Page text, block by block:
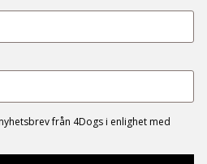
från 4Dogs i enlighet med